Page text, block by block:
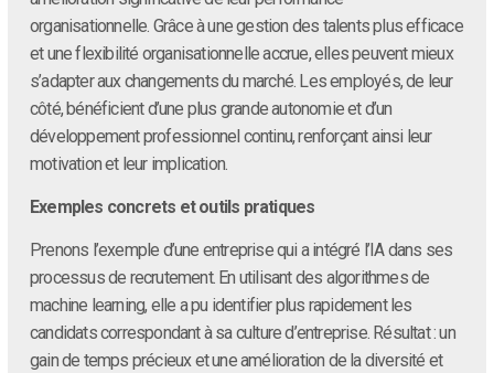
organisationnelle. Grâce à une gestion des talents plus efficace
et une flexibilité organisationnelle accrue, elles peuvent mieux
s’adapter aux changements du marché. Les employés, de leur
côté, bénéficient d’une plus grande autonomie et d’un
développement professionnel continu, renforçant ainsi leur
motivation et leur implication.
Exemples concrets et outils pratiques
Prenons l’exemple d’une entreprise qui a intégré l’IA dans ses
processus de recrutement. En utilisant des algorithmes de
machine learning, elle a pu identifier plus rapidement les
candidats correspondant à sa culture d’entreprise. Résultat : un
gain de temps précieux et une amélioration de la diversité et